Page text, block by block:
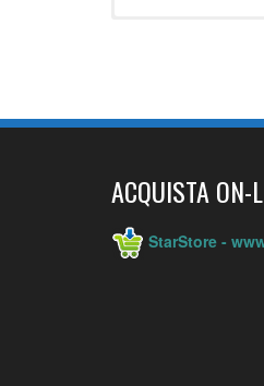
ACQUISTA ON-
StarStore -